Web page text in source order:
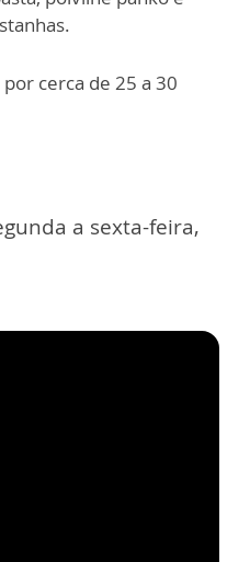
cerca de 25 a 30
a sexta-feira,